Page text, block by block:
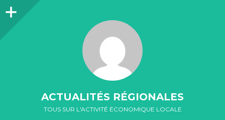
Colonne
ACTUALITÉS RÉGIONALES
TOUS SUR L'ACTIVITÉ ÉCONOMIQUE LOCALE